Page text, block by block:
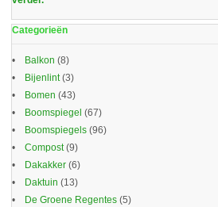
Categorieën
Balkon (8)
Bijenlint(3)
Bomen (43)
Boomspiegel (67)
Boomspiegels (96)
Compost(9)
Dakakker (6)
Daktuin (13)
De Groene Regentes (5)